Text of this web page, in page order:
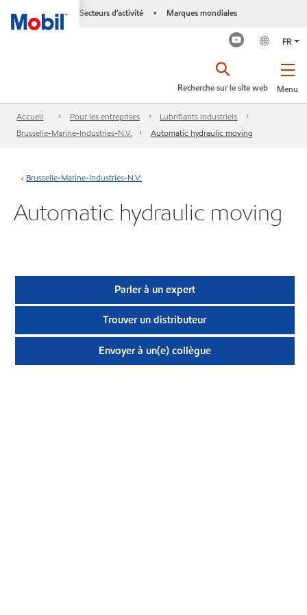
Secteurs d’activité • Marques mondiales
FR
Menu
Recherche sur le site web
Accueil Pour les entreprises
Lubrifiants industriels
Brusselle-Marine-Industries-N.V.
Automatic hydraulic moving
Brusselle-Marine-Industries-N.V.
Automatic hydraulic moving
Parler à un expert
Trouver un distributeur
Envoyer à un(e) collègue